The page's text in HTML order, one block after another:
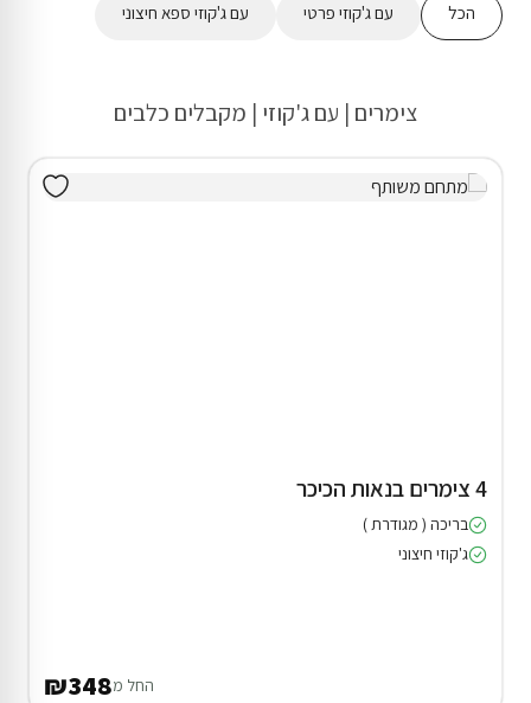
הכל עם ג'קוזי פרטי עם ג'קוזי ספא חיצוני
צימרים | עם ג'קוזי | מקבלים כלבים
4 צימרים בנאות הכיכר
בריכה ( מגודרת )
ג'קוזי חיצוני
החל מ₪348